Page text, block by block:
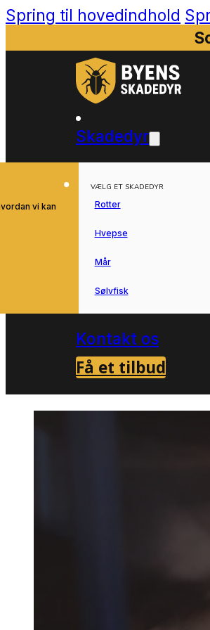
Spring til hovedindhold
Skadedyr
vi kan
VÆLG ET SKADEDYR
Rotter
Hvepse
Mår
Sølvfisk
Kontakt os
Få et tilbud